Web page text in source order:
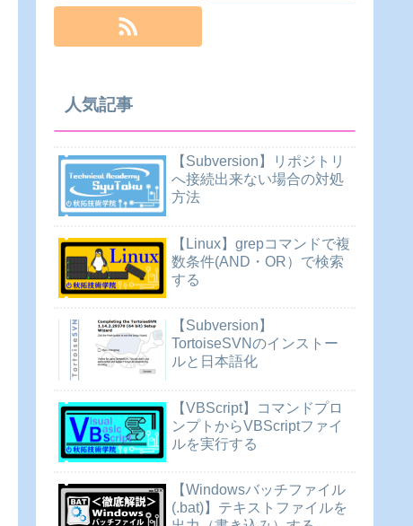
人気記事
【Subversion】リポジトリ
へ接続出来ない場合の対処
方法
【Linux】grepコマンドで複
数条件(AND・OR）で検索
する
【Subversion】
TortoiseSVNのインストー
ルと日本語化
【VBScript】コマンドプロ
ンプトからVBScriptファイ
ルを実行する
【Windowsバッチファイル
(.bat)】テキストファイルを